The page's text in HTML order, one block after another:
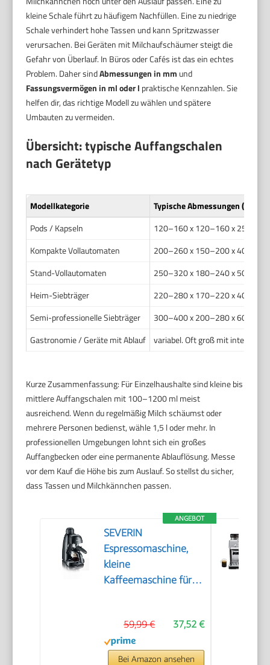
kleine Schale führt zu häufigem Nachfüllen. Eine zu niedrige
Schale verhindert hohe Tassen und kann Spritzwasser
verursachen. Bei Geräten mit Milchaufschäumer steigt die
Gefahr von Überlauf. In Büros oder Cafés ist das ein echtes
Problem. Daher sindAbmessungen in mm und
Fassungsvermögen in ml oder l praktische Kennzahlen. Sie
helfen dir, das richtige Modell zu wählen und spätere
Umbauten zu vermeiden.
Übersicht: typische Auffangschalen
nach Gerätetyp
Modellkategorie
Typische Abmessungen (L x B
Pods / Kapseln
120–160 x 120–160 x 25–45
Kompakte Vollautomaten
200–260 x 150–200 x 40–60
Stand-Vollautomaten
250–320 x 180–240 x 50–80
Heim-Siebträger
220–280 x 170–220 x 40–70
Semi-professionelle Siebträger
300–400 x 200–280 x 60–120
Gastronomie / Geräte mit Ablauf
variabel. Oft groß mit
Kurze Zusammenfassung: Für Einzelhaushalte sind kleine bis
mittlere Auffangschalen mit 100–1200 ml meist
ausreichend. Wenn du regelmäßig Milch schäumst oder
mehrere Personen bedienst, wähle 1,5 l oder mehr. In
professionellen Umgebungen lohnt sich ein großes
Auffangbecken oder eine permanente Ablauflösung. Messe
vor dem Kauf die Höhe bis zum Auslauf. So stellst du sicher,
dass Tassen und Milchkännchen passen.
ANGEBOT
SEVERIN
Espressomaschine,
kleine
Kaffeemaschine für
Kaffeemaschine mit
Milchschäumer für
Kaffee-Milch-
37,52 €
59,99 €
Bei Amazon ansehen